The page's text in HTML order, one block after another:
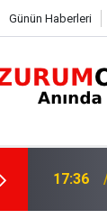
Günün Haberleri
12:29